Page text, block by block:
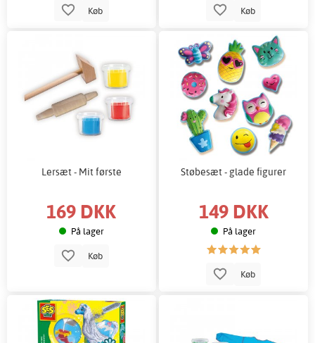
Køb Køb
Lersæt - Mit første
169 DKK
På lager
Køb
Støbesæt - glade figurer
149 DKK
På lager
Køb